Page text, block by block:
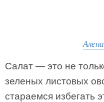
Салат — это не
зеленых листовых
стараемся избегать